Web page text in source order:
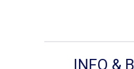
INFO &